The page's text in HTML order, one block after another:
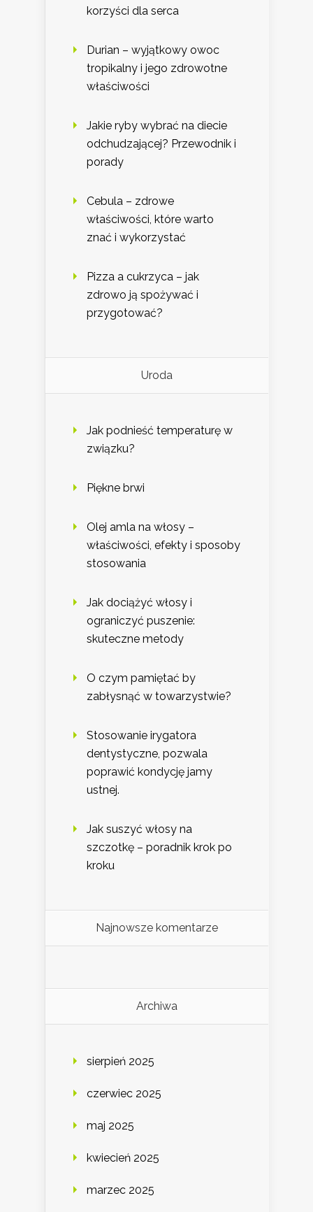
korzyści dla serca
Durian – wyjątkowy owoc
tropikalny i jego zdrowotne
właściwości
Jakie ryby wybrać na diecie
odchudzającej? Przewodnik i
porady
Cebula – zdrowe
właściwości, które warto
znać i wykorzystać
Pizza a cukrzyca – jak
zdrowo ją spożywać i
przygotować?
Uroda
Jak podnieść temperaturę w
związku?
Piękne brwi
Olej amla na włosy –
właściwości, efekty i sposoby
stosowania
Jak dociążyć włosy i
ograniczyć puszenie:
skuteczne metody
O czym pamiętać by
zabłysnąć w towarzystwie?
Stosowanie irygatora
dentystyczne, pozwala
poprawić kondycję jamy
ustnej.
Jak suszyć włosy na
szczotkę – poradnik krok po
kroku
Najnowsze komentarze
Archiwa
sierpień 2025
czerwiec 2025
maj 2025
kwiecień 2025
marzec 2025